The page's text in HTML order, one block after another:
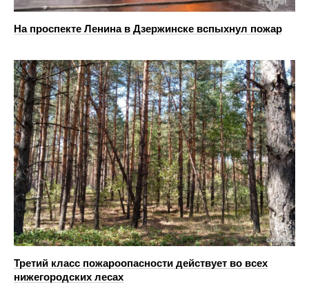
На проспекте Ленина в Дзержинске вспыхнул пожар
Третий класс пожароопасности действует во всех
нижегородских лесах